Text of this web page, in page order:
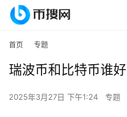
首页 专题
瑞波币和比特币谁好
2025年3月27日 下午1:24 专题